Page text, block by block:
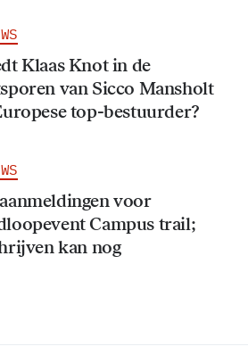
Klaas Knot in de
van Sicco Mansholt
top-bestuurder?
voor
Campus trail;
kan nog